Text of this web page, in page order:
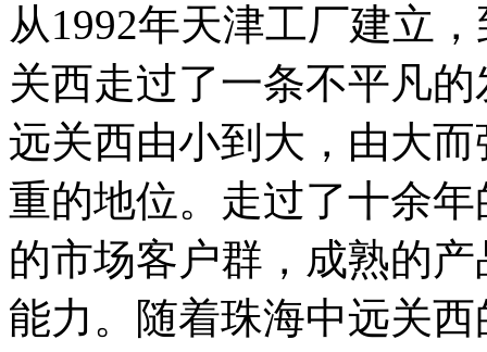
从1992年天津工厂建立
关西走过了一条不平凡
远关西由小到大，由大
重的地位。走过了十余
的市场客户群，成熟的
能力。随着珠海中远关